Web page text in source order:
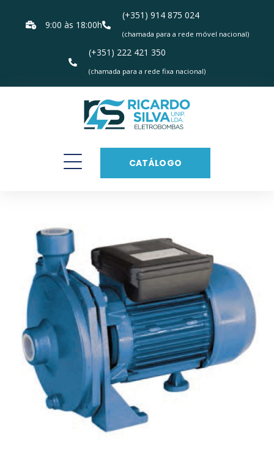
9:00 às 18:00h
(+351) 914 875 024
(chamada para a rede móvel nacional)
(+351) 222 421 350
(chamada para a rede fixa nacional)
CATÁLOGO